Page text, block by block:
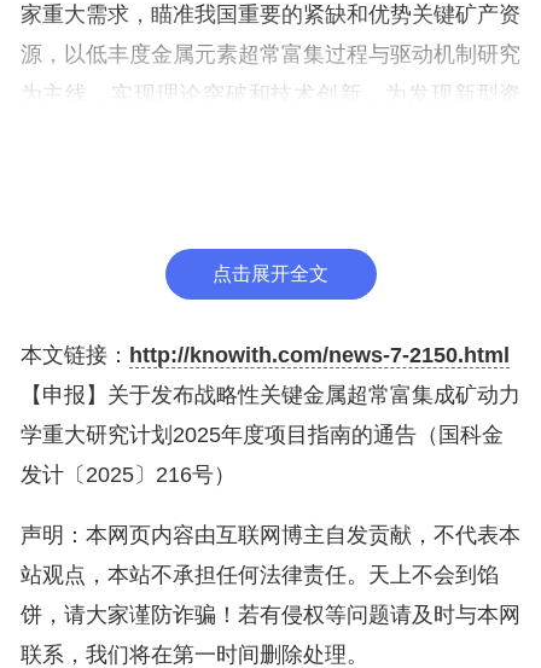
家重大需求，瞄准我国重要的紧缺和优势关键矿产资
源，以低丰度金属元素超常富集过程与驱动机制研究
为主线，实现理论突破和技术创新，为发现新型资
揭示关键金属元素超常富集成矿的苛刻条件，建
立关键金属超常富集成矿理论，实现成矿理论突破；
型，实现指导找矿突破；查明微观尺度关键金属元素
赋存状态，攻克关键金属强化分离理论瓶颈，实现分
离理论突破。
本重大研究计划的核心科学问题为低丰度金属元
素超常富集过程与驱动机制。围绕上述核心科学问
题，本重大研究计划的组织实施将针对以下三个关键
点击展开全文
本文链接： http://knowith.com/news-7-2150.html
【申报】关于发布战略性关键金属超常富集成矿动力
学重大研究计划2025年度项目指南的通告（国科金
发计〔2025〕216号）
声明：本网页内容由互联网博主自发贡献，不代表本
站观点，本站不承担任何法律责任。天上不会到馅
饼，请大家谨防诈骗！若有侵权等问题请及时与本网
联系，我们将在第一时间删除处理。